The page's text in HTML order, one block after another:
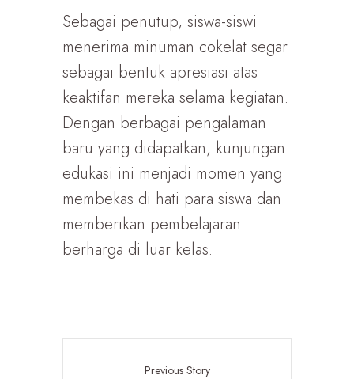
Sebagai penutup, siswa-siswi
menerima minuman cokelat segar
sebagai bentuk apresiasi atas
keaktifan mereka selama kegiatan.
Dengan berbagai pengalaman
baru yang didapatkan, kunjungan
edukasi ini menjadi momen yang
membekas di hati para siswa dan
memberikan pembelajaran
berharga di luar kelas.
Previous Story